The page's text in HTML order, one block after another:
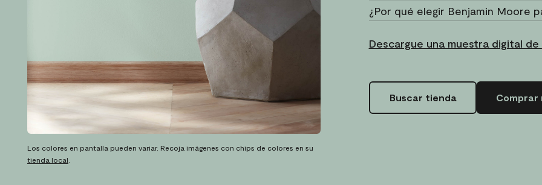
¿Por qué elegir Benjamin Moore
Descargue una muestra digital
Buscar tienda Comprar
Los colores en pantalla pueden variar. Recoja imágenes con chips de colores en su
tienda local